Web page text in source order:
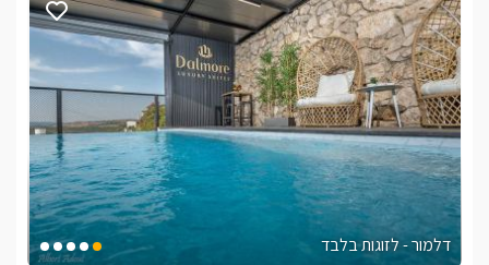
דלמור - לזוגות בלבד